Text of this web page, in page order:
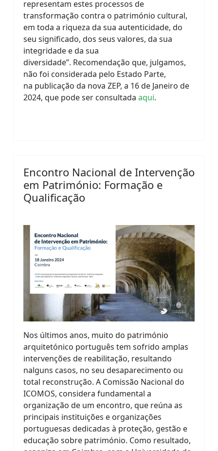
representam estes processos de
transformação contra o património cultural,
em toda a riqueza da sua autenticidade, do
seu significado, dos seus valores, da sua
integridade e da sua
diversidade”. Recomendação que, julgamos,
não foi considerada pelo Estado Parte,
na publicação da nova ZEP, a 16 de Janeiro de
2024, que pode ser consultada aqui.
Encontro Nacional de Intervenção
em Património: Formação e
Qualificação
Nos últimos anos, muito do património
arquitetónico português tem sofrido amplas
intervenções de reabilitação, resultando
nalguns casos, no seu desaparecimento ou
total reconstrução. A Comissão Nacional do
ICOMOS, considera fundamental a
organização de um encontro, que reúna as
principais instituições e organizações
portuguesas dedicadas à proteção, gestão e
educação sobre património. Como resultado,